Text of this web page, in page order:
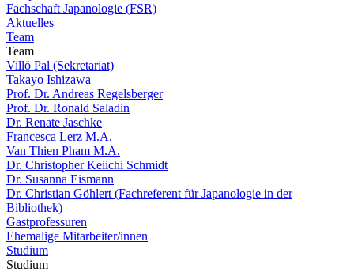
Fachschaft Japanologie (FSR)
Aktuelles
Team
Team
Villö Pal (Sekretariat)
Takayo Ishizawa
Prof. Dr. Andreas Regelsberger
Prof. Dr. Ronald Saladin
Dr. Renate Jaschke
Francesca Lerz M.A.
Van Thien Pham M.A.
Dr. Christopher Keiichi Schmidt
Dr. Susanna Eismann
Dr. Christian Göhlert (Fachreferent für Japanologie in der
Bibliothek)
Gastprofessuren
Ehemalige Mitarbeiter/innen
Studium
Studium